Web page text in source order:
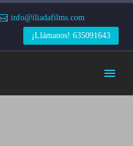
info@iliadafilms.com
¡Llámanos! 635091643